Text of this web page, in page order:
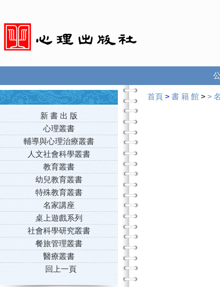
新 書 出 版
心理叢書
輔導與心理治療叢書
人文社會科學叢書
教育叢書
幼兒教育叢書
特殊教育叢書
名家講座
桌上遊戲系列
社會科學研究叢書
餐旅管理叢書
醫療叢書
回上一頁
首頁 > 書 籍 館 > >